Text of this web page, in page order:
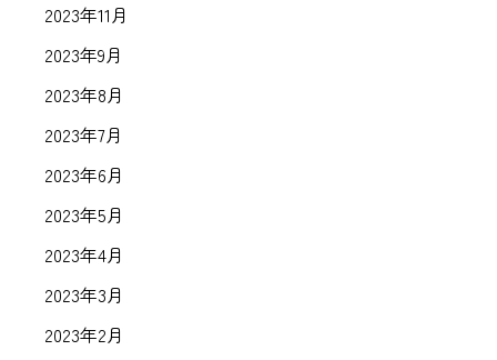
2023年11月
2023年9月
2023年8月
2023年7月
2023年6月
2023年5月
2023年4月
2023年3月
2023年2月